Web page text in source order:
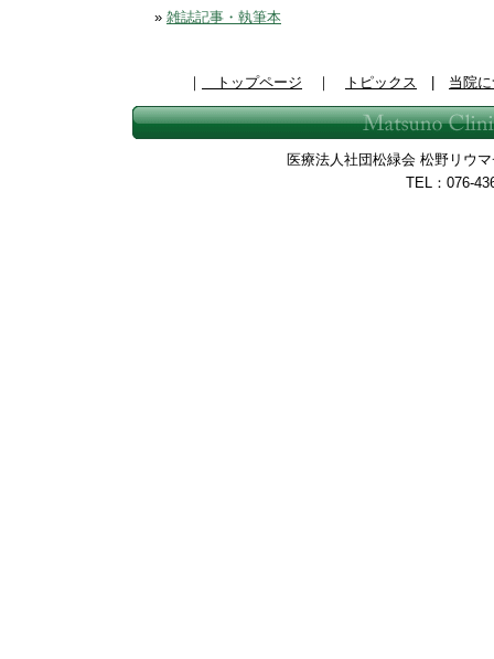
» 雑誌記事・執筆本
｜ トップページ ｜ トピックス 当院
医療法人社団松緑会 松野リウ
TEL：076-